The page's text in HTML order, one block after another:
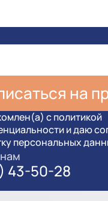
с политикой
и даю
персональных
43-50-28